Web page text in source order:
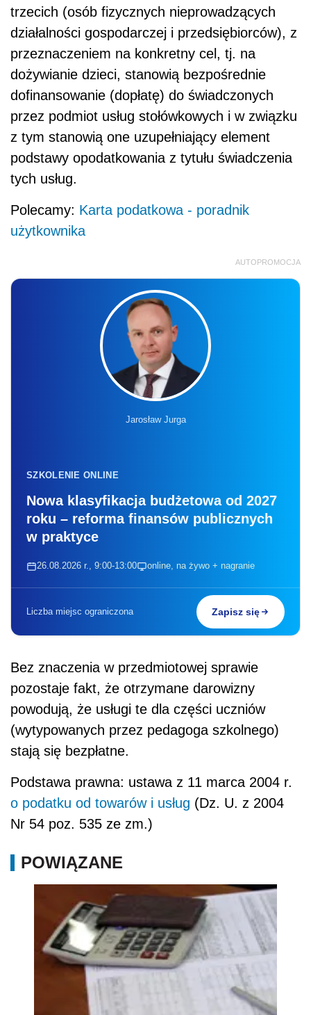
trzecich (osób fizycznych nieprowadzących
działalności gospodarczej i przedsiębiorców), z
przeznaczeniem na konkretny cel, tj. na
dożywianie dzieci, stanowią bezpośrednie
dofinansowanie (dopłatę) do świadczonych
przez podmiot usług stołówkowych i w związku
z tym stanowią one uzupełniający element
podstawy opodatkowania z tytułu świadczenia
tych usług.
Polecamy: Karta podatkowa - poradnik
użytkownika
AUTOPROMOCJA
Jarosław Jurga
SZKOLENIE ONLINE
Nowa klasyfikacja budżetowa od 2027
roku – reforma finansów publicznych
w praktyce
26.08.2026 r., 9:00-13:00 online, na żywo + nagranie
Liczba miejsc ograniczona Zapisz się
Bez znaczenia w przedmiotowej sprawie
pozostaje fakt, że otrzymane darowizny
powodują, że usługi te dla części uczniów
(wytypowanych przez pedagoga szkolnego)
stają się bezpłatne.
Podstawa prawna: ustawa z 11 marca 2004 r.
o podatku od towarów i usług (Dz. U. z 2004
Nr 54 poz. 535 ze zm.)
POWIĄZANE